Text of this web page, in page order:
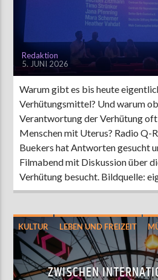
Redaktion
5. JUNI 2026
Warum gibt es bis heute
Verhütungsmittel? Und warum
Verantwortung der Verhütung
Menschen mit Uterus? Radio Q-
Buekers hat Antworten gesucht
Filmabend mit Diskussion über
Verhütung besucht. Bildquelle:
KULTUR LEBEN UND FREIZEIT
MUSIK TANZ
ZWISCHEN